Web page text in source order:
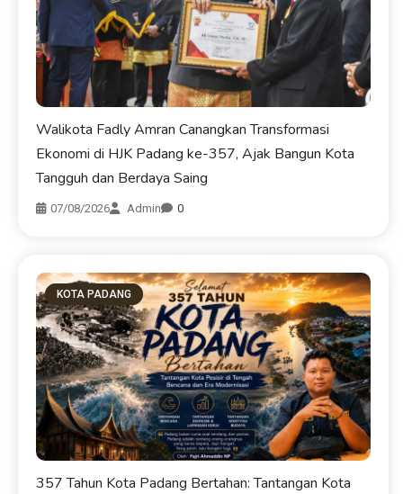
Walikota Fadly Amran Canangkan Transformasi
Ekonomi di HJK Padang ke-357, Ajak Bangun Kota
Tangguh dan Berdaya Saing
07/08/2026 Admin 0
KOTA PADANG
357 Tahun Kota Padang Bertahan: Tantangan Kota